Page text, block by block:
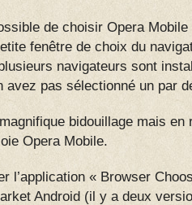
de choisir Opera
fenêtre de choix du
navigateurs sont
avez pas sélectionné un par
bidouillage mais
Opera Mobile.
l’application « Browser
Android (il y a deux